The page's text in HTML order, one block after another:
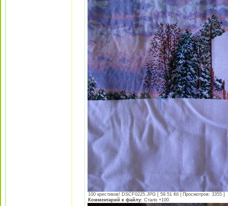
100 крестиков! DSCF0225.JPG [ 59.51 Кб | Просмотров: 3355 ]
Комментарий к файлу: Стало +100